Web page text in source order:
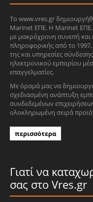
Το www.vres.gr
Marinet ΕΠΕ. Η Marinet
με μακρόχρονη συνεπή και
πληροφορικής από το
της και υπηρεσίες
ηλεκτρονικού εμπορίου
επαγγελματίες.
Με όραμά μας να
σχεδιασμένη ανάπτυξη
συνδεδεμένων
ολοκληρωμένη σειρά
περισσότερα
Γιατί να
σας στο Vres.gr